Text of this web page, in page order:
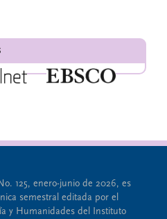
125, enero-junio de 2026, es
semestral editada por el
y Humanidades del Instituto